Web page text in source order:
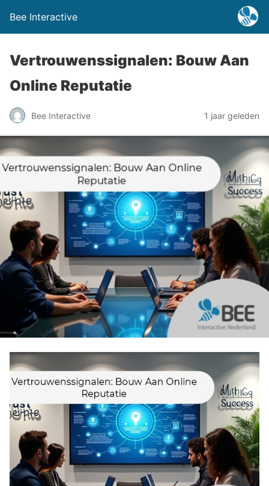
Bee Interactive
Vertrouwenssignalen: Bouw Aan
Online Reputatie
Bee Interactive 1 jaar geleden